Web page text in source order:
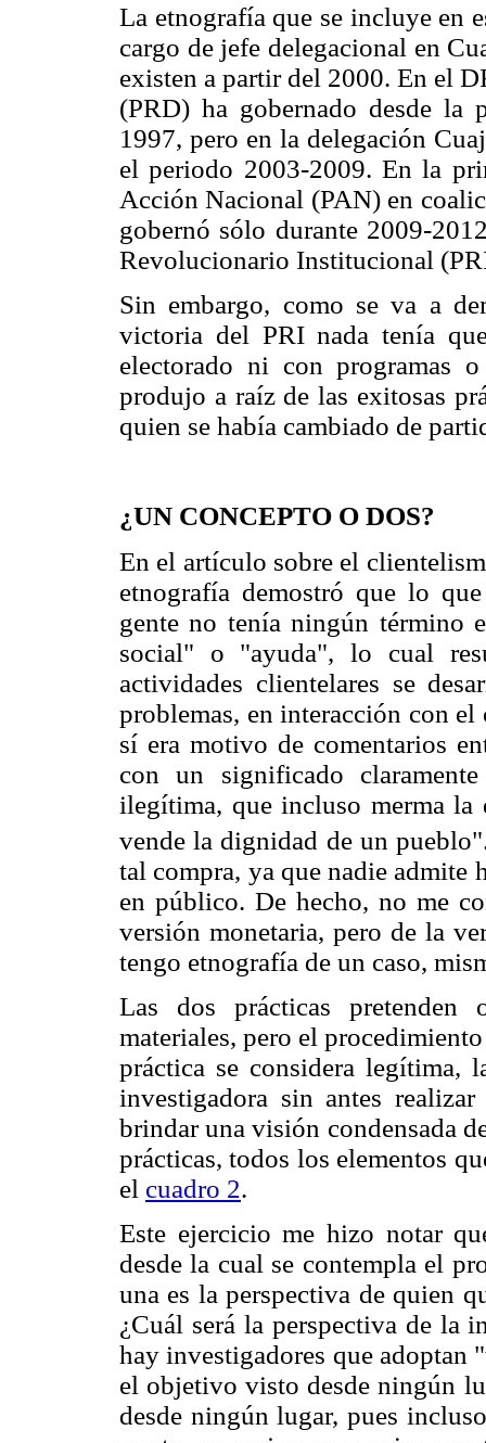
La etnografía que se incluye en
cargo de jefe delegacional en
existen a partir del 2000. En el
(PRD) ha gobernado desde la
1997, pero en la delegación
el periodo 2003-2009. En la
Acción Nacional (PAN) en
gobernó sólo durante 2009-
Revolucionario Institucional
Sin embargo, como se va a
victoria del PRI nada tenía
electorado ni con programas
produjo a raíz de las exitosas
quien se había cambiado de
¿UN CONCEPTO O DOS?
En el artículo sobre el
etnografía demostró que lo
gente no tenía ningún término
social" o "ayuda", lo cual
actividades clientelares se
problemas, en interacción con
sí era motivo de comentarios
con un significado
ilegítima, que incluso merma la
vende la dignidad de un
tal compra, ya que nadie admite
en público. De hecho, no me
versión monetaria, pero de la
tengo etnografía de un caso,
Las dos prácticas pretenden
materiales, pero el
práctica se considera
investigadora sin antes
brindar una visión condensada
prácticas, todos los elementos
el cuadro 2.
Este ejercicio me hizo notar
desde la cual se contempla el
una es la perspectiva de quien
¿Cuál será la perspectiva de la
hay investigadores que adoptan
el objetivo visto desde ningún
desde ningún lugar, pues